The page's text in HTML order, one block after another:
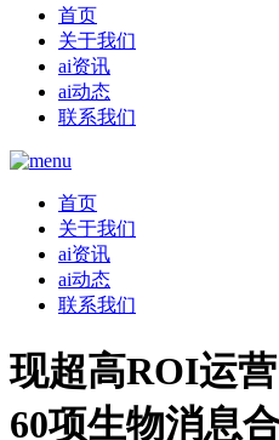
首页
关于我们
ai资讯
ai动态
联系我们
首页
关于我们
ai资讯
ai动态
联系我们
现超高ROI运
60项生物消息